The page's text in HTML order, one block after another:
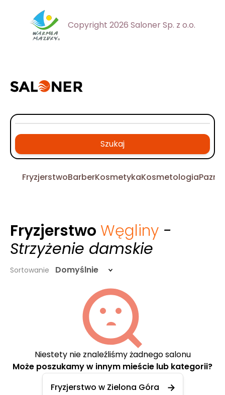
Copyright 2026 Saloner Sp. z o.o.
Szukaj
FryzjerstwoBarberKosmetykaKosmetologia
Fryzjerstwo Węgliny -
Strzyżenie damskie
Sortowanie Domyślnie
Niestety nie znaleźliśmy żadnego salonu
Może poszukamy w innym mieście lub kategorii?
Fryzjerstwo w Zielona Góra